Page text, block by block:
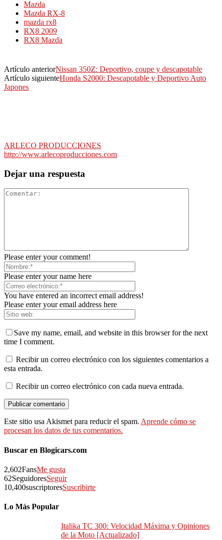
Mazda
Mazda RX-8
mazda rx8
RX8 2009
RX8 Mazda
Artículo anteriorNissan 350Z: Deportivo, coupe y descapotable
Artículo siguienteHonda S2000: Descapotable y Deportivo Auto
Japones
ARLECO PRODUCCIONES
http://www.arlecoproducciones.com
Dejar una respuesta
Please enter your comment!
Please enter your name here
You have entered an incorrect email address!
Please enter your email address here
Save my name, email, and website in this browser for the next
time I comment.
Recibir un correo electrónico con los siguientes comentarios a
esta entrada.
Recibir un correo electrónico con cada nueva entrada.
Este sitio usa Akismet para reducir el spam. Aprende cómo se
procesan los datos de tus comentarios.
Buscar en Blogicars.com
2,602FansMe gusta
62SeguidoresSeguir
10,400suscriptoresSuscribirte
Lo Más Popular
Italika TC 300: Velocidad Máxima y Opiniones
de la Moto [Actualizado]